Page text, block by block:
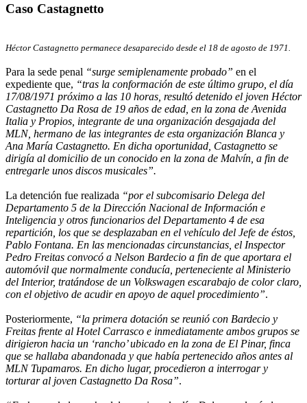
Caso Castagnetto
Héctor Castagnetto permanece desaparecido desde el 18 de agosto de 1971.
Para la sede penal “surge semiplenamente probado” en el
expediente que, “tras la conformación de este último grupo, el día
17/08/1971 próximo a las 10 horas, resultó detenido el joven Héctor
Castagnetto Da Rosa de 19 años de edad, en la zona de Avenida
Italia y Propios, integrante de una organización desgajada del
MLN, hermano de las integrantes de esta organización Blanca y
Ana María Castagnetto. En dicha oportunidad, Castagnetto se
dirigía al domicilio de un conocido en la zona de Malvín, a fin de
entregarle unos discos musicales”.
La detención fue realizada “por el subcomisario Delega del
Departamento 5 de la Dirección Nacional de Información e
Inteligencia y otros funcionarios del Departamento 4 de esa
repartición, los que se desplazaban en el vehículo del Jefe de éstos,
Pablo Fontana. En las mencionadas circunstancias, el Inspector
Pedro Freitas convocó a Nelson Bardecio a fin de que aportara el
automóvil que normalmente conducía, perteneciente al Ministerio
del Interior, tratándose de un Volkswagen escarabajo de color claro,
con el objetivo de acudir en apoyo de aquel procedimiento”.
Posteriormente, “la primera dotación se reunió con Bardecio y
Freitas frente al Hotel Carrasco e inmediatamente ambos grupos se
dirigieron hacia un ‘rancho’ ubicado en la zona de El Pinar, finca
que se hallaba abandonada y que había pertenecido años antes al
MLN Tupamaros. En dicho lugar, procedieron a interrogar y
torturar al joven Castagnetto Da Rosa”.